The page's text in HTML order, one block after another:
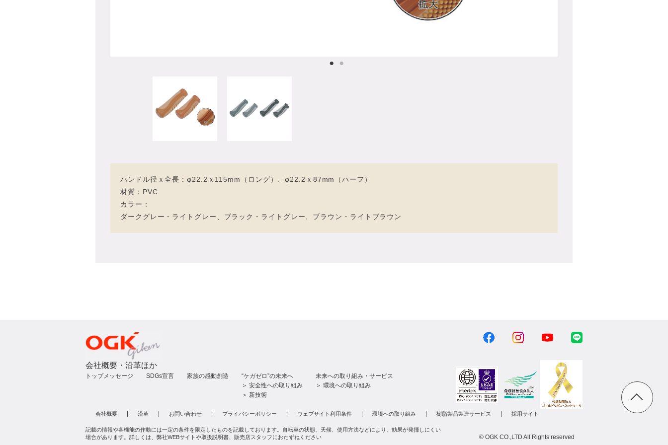
ハンドル径ｘ全長：φ22.2ｘ115mm（ロング）、φ22.2ｘ87mm（ハーフ）
材質：PVC
カラー：
ダークグレー・ライトグレー、ブラック・ライトグレー、ブラウン・ライトブラウン
会社概要・沿革ほか
トップメッセージ SDGs宣言 家族の感動創造
“ケガゼロ”の未来へ
＞ 安全性への取り組み
＞ 新技術
未来への取り組み・サービス
＞ 環境への取り組み
会社概要 沿革 お問い合わせ プライバシーポリシー ウェブサイト利用条件 環境への取り組み 樹脂製品製造サービス 採用サイト
記載の情報や各機能の作動には一定の条件を限定したものを記載しております。自転車の状態、天候、使用方法などにより、効果が発揮しにくい
場合があります。詳しくは、弊社WEBサイトや取扱説明書、販売店スタッフにおたずねください
© OGK CO.,LTD All Rights reserved